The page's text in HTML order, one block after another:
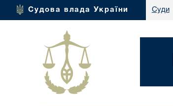
Судова влада України Суди